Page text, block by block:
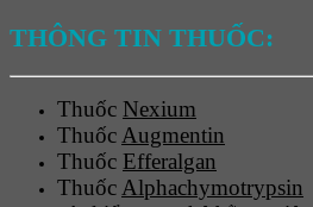
THÔNG TIN THUỐC:
Thuốc Nexium
ThuốcAugmentin
Thuốc Efferalgan
ThuốcAlphachymotrypsin